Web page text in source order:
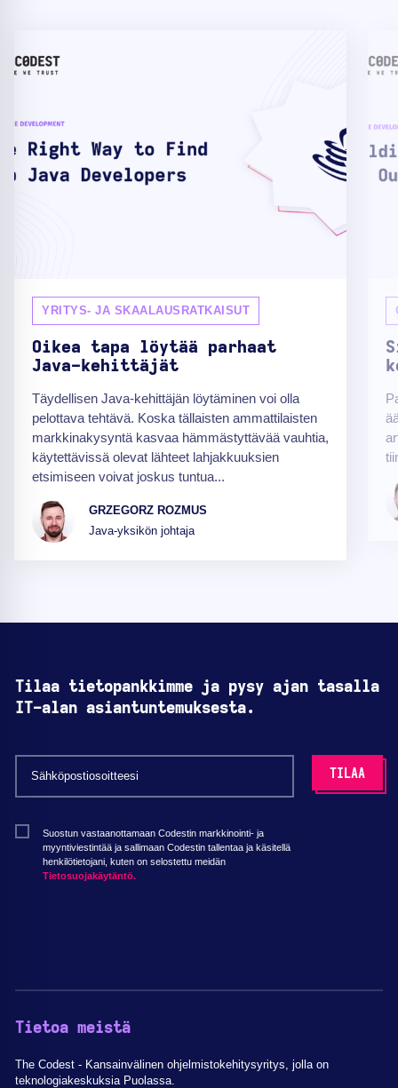
YRITYS- JA SKAALAUSRATKAISUT
Oikea tapa löytää parhaat
Java-kehittäjät
Täydellisen Java-kehittäjän löytäminen voi olla
pelottava tehtävä. Koska tällaisten ammattilaisten
markkinakysyntä kasvaa hämmästyttävää vauhtia,
käytettävissä olevat lähteet lahjakkuuksien
etsimiseen voivat joskus tuntua...
GRZEGORZ ROZMUS
Java-yksikön johtaja
Tilaa tietopankkimme ja pysy ajan tasalla
IT-alan asiantuntemuksesta.
Suostun vastaanottamaan Codestin markkinointi- ja
myyntiviestintää ja sallimaan Codestin tallentaa ja käsitellä
henkilötietojani, kuten on selostettu meidän
Tietosuojakäytäntö.
Tietoa meistä
The Codest - Kansainvälinen ohjelmistokehitysyritys, jolla on
teknologiakeskuksia Puolassa.